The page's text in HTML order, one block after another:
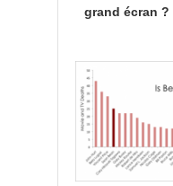
grand écran ?